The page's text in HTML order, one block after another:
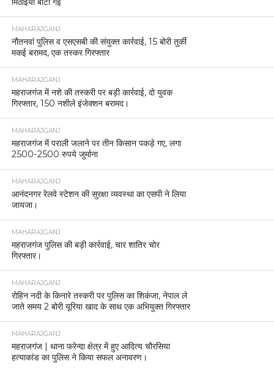
MAHARAJGANJ
नौतनवां पुलिस व एसएसबी की संयुक्त कार्रवाई, 15 बोरी तुर्की
मकई बरामद, एक तस्कर गिरफ्तार
MAHARAJGANJ
महराजगंज में नशे की तस्करी पर बड़ी कार्रवाई, दो युवक
गिरफ्तार, 150 नशीले इंजेक्शन बरामद।
MAHARAJGANJ
महराजगंज में पराली जलाने पर तीन किसान पकड़े गए, लगा
2500-2500 रुपये जुर्माना
MAHARAJGANJ
आनंदनगर रेलवे स्टेशन की सुरक्षा व्यवस्था का एसपी ने लिया
जायजा।
MAHARAJGANJ
महराजगंज पुलिस की बड़ी कार्रवाई, चार शातिर चोर
गिरफ्तार।
MAHARAJGANJ
रोहिन नदी के किनारे तस्करी पर पुलिस का शिकंजा, नेपाल ले
जाते समय 2 बोरी यूरिया खाद के साथ एक अभियुक्त गिरफ्तार
MAHARAJGANJ
महराजगंज | थाना फरेन्दा क्षेत्र में हुए आदित्य चौरसिया
हत्याकांड का पुलिस ने किया सफल अनावरण।